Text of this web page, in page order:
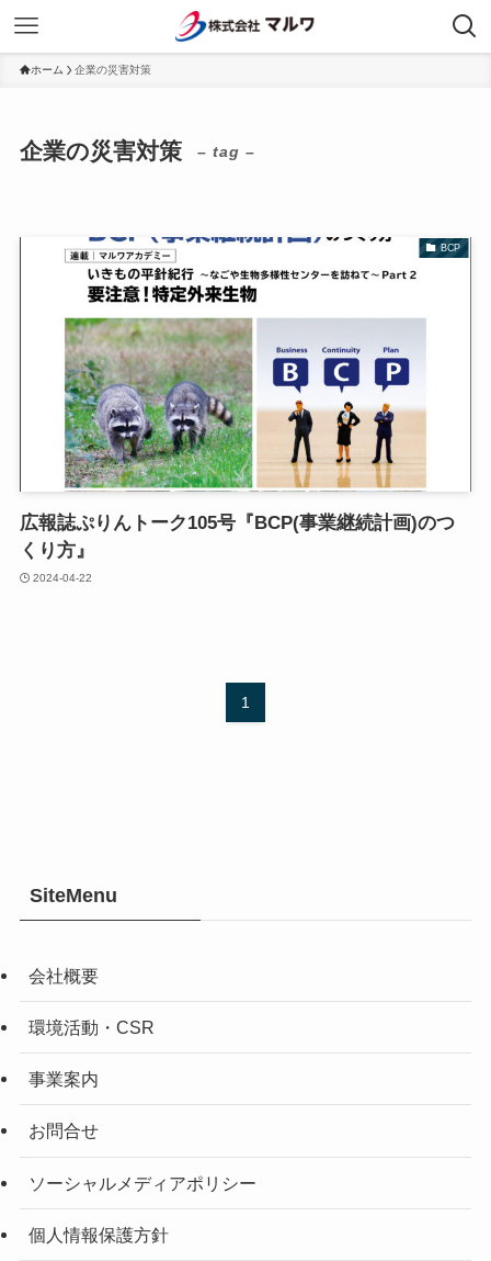
ホーム 企業の災害対策
企業の災害対策 – tag –
BCP
広報誌ぷりんトーク105号『BCP(事業継続計画)のつ
くり方』
2024-04-22
1
SiteMenu
会社概要
環境活動・CSR
事業案内
お問合せ
ソーシャルメディアポリシー
個人情報保護方針